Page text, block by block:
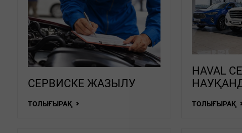
СЕРВИСКЕ ЖАЗЫЛУ
ТОЛЫҒЫРАҚ
HAVAL
ТОЛЫҒЫРАҚ